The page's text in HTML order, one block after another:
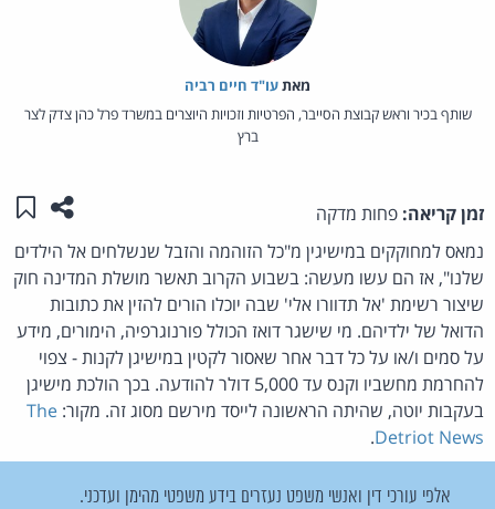
מאת‏עו"ד חיים רביה
שותף בכיר וראש קבוצת הסייבר, הפרטיות וזכויות היוצרים במשרד פרל כהן צדק לצר
ברץ
זמן קריאה: פחות מדקה שתפו
נמאס למחוקקים במישיגין מ"כל הזוהמה והזבל שנשלחים אל הילדים
שלנו", אז הם עשו מעשה: בשבוע הקרוב תאשר מושלת המדינה חוק
שיצור רשימת 'אל תדוורו אלי' שבה יוכלו הורים להזין את כתובות
הדואל של ילדיהם. מי שישגר דואז הכולל פורנוגרפיה, הימורים, מידע
על סמים ו/או על כל דבר אחר שאסור לקטין במישיגן לקנות - צפוי
להחרמת מחשביו וקנס עד 5,000 דולר להודעה. בכך הולכת מישיגן
בעקבות יוטה, שהיתה הראשונה לייסד מירשם מסוג זה. מקור: The
Detriot News
.
אלפי עורכי דין ואנשי משפט נעזרים בידע משפטי מהימן ועדכני.